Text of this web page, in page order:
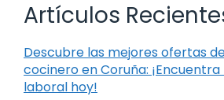
Artículos
Descubre las mejores ofertas
cocinero en Coruña:
laboral hoy!